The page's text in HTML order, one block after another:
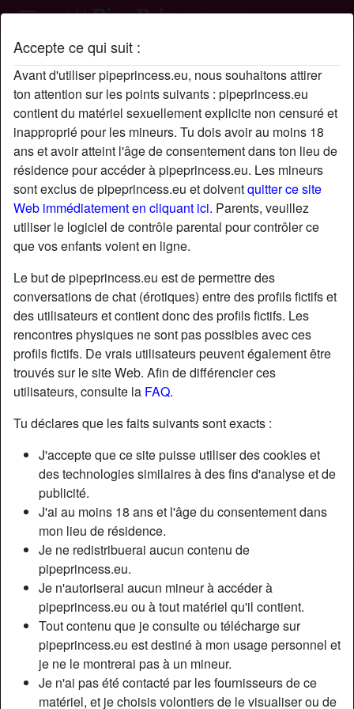
Accepte ce qui suit :
Avant d'utiliser pipeprincess.eu, nous souhaitons attirer
ton attention sur les points suivants : pipeprincess.eu
contient du matériel sexuellement explicite non censuré et
inapproprié pour les mineurs. Tu dois avoir au moins 18
ans et avoir atteint l'âge de consentement dans ton lieu de
résidence pour accéder à pipeprincess.eu. Les mineurs
sont exclus de pipeprincess.eu et doiventquitter ce site
Web immédiatement en cliquant ici. Parents, veuillez
utiliser le logiciel de contrôle parental pour contrôler ce
que vos enfants voient en ligne.
Le but de pipeprincess.eu est de permettre des
conversations de chat (érotiques) entre des profils fictifs et
des utilisateurs et contient donc des profils fictifs. Les
rencontres physiques ne sont pas possibles avec ces
profils fictifs. De vrais utilisateurs peuvent également être
trouvés sur le site Web. Afin de différencier ces
utilisateurs, consulte la FAQ.
Tu déclares que les faits suivants sont exacts :
J'accepte que ce site puisse utiliser des cookies et
des technologies similaires à des fins d'analyse et de
publicité.
J'ai au moins 18 ans et l'âge du consentement dans
mon lieu de résidence.
Je ne redistribuerai aucun contenu de
pipeprincess.eu.
Je n'autoriserai aucun mineur à accéder à
pipeprincess.eu ou à tout matériel qu'il contient.
Tout contenu que je consulte ou télécharge sur
pipeprincess.eu est destiné à mon usage personnel et
je ne le montrerai pas à un mineur.
Je n'ai pas été contacté par les fournisseurs de ce
matériel, et je choisis volontiers de le visualiser ou de
Profil de Mars485
starAjouter chatDiscuter !
Nickname:
Mars485
Âge:
21
Pays:
France
Département:
Maine-et-Loire
Sexe:
Homme